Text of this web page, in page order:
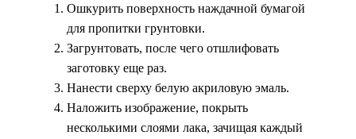
Ошкурить поверхность наждачной бумагой
для пропитки грунтовки.
Загрунтовать, после чего отшлифовать
заготовку еще раз.
Нанести сверху белую акриловую эмаль.
Наложить изображение, покрыть
несколькими слоями лака, зачищая каждый